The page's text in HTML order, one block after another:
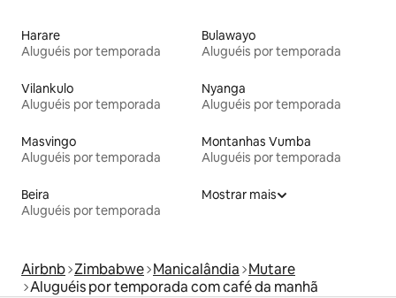
Harare
Aluguéis por temporada
Bulawayo
Aluguéis por temporada
Vilankulo
Aluguéis por temporada
Nyanga
Aluguéis por temporada
Masvingo
Aluguéis por temporada
Montanhas Vumba
Aluguéis por temporada
Beira
Aluguéis por temporada
Mostrar mais
Airbnb Zimbabwe Manicalândia Mutare
Aluguéis por temporada com café da manhã